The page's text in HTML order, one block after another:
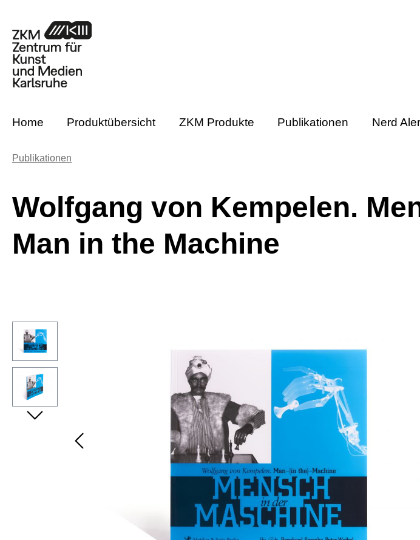
Home Produktübersicht ZKM Produkte Publikationen Nerd
Publikationen
Wolfgang von Kempelen.
Man in the Machine
Bildergalerie überspringen